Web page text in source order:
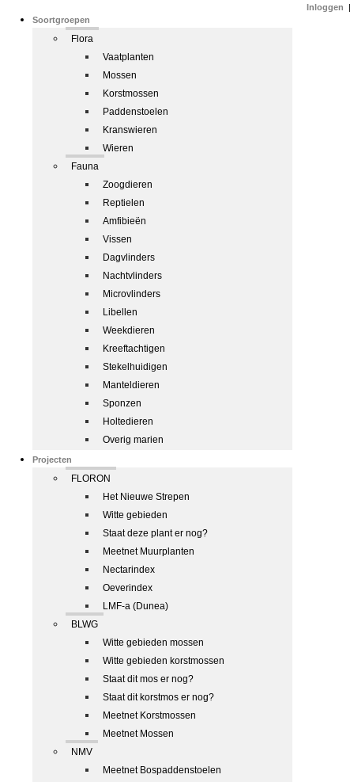
Soortgroepen
Flora
Vaatplanten
Mossen
Korstmossen
Paddenstoelen
Kranswieren
Wieren
Fauna
Zoogdieren
Reptielen
Amfibieën
Vissen
Dagvlinders
Nachtvlinders
Microvlinders
Libellen
Weekdieren
Kreeftachtigen
Stekelhuidigen
Manteldieren
Sponzen
Holtedieren
Overig marien
Projecten
FLORON
Het Nieuwe Strepen
Witte gebieden
Staat deze plant er nog?
Meetnet Muurplanten
Nectarindex
Oeverindex
LMF-a (Dunea)
BLWG
Witte gebieden mossen
Witte gebieden korstmossen
Staat dit mos er nog?
Staat dit korstmos er nog?
Meetnet Korstmossen
Meetnet Mossen
NMV
Meetnet Bospaddenstoelen
Inloggen |